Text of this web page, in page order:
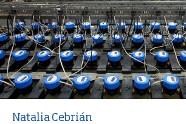
Natalia Cebrián